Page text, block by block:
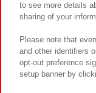
to see more details
sharing of your
Please note that
and other identifiers
opt-out preference
setup banner by